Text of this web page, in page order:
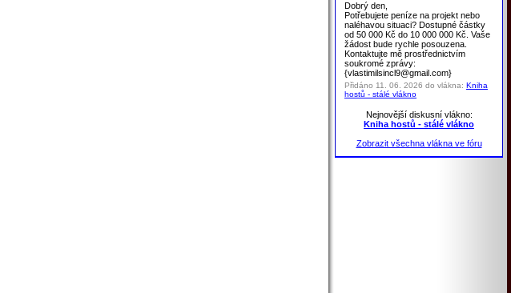
Dobrý den,
Potřebujete peníze na projekt nebo
naléhavou situaci? Dostupné částky
od 50 000 Kč do 10 000 000 Kč. Vaše
žádost bude rychle posouzena.
Kontaktujte mě prostřednictvím
soukromé zprávy:
{vlastimilsincl9@gmail.com}
Přidáno 11. 06. 2026 do vlákna: Kniha
hostů - stálé vlákno
Nejnovější diskusní vlákno:
Kniha hostů - stálé vlákno
Zobrazit všechna vlákna ve fóru